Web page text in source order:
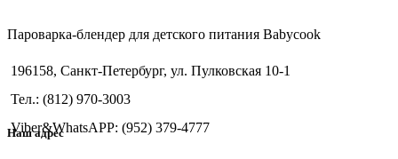
Пароварка-блендер для детского питания Babycook
196158, Санкт-Петербург, ул. Пулковская 10-1
Тел.: (812) 970-3003
Viber&WhatsAPP: (952) 379-4777
Наш адрес